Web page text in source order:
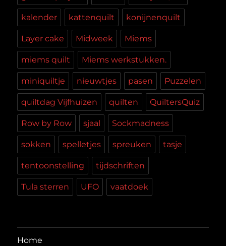
kalender kattenquilt konijnenquilt
Layer cake Midweek Miems
miems quilt Miems werkstukken.
miniquiltje nieuwtjes pasen Puzzelen
quiltdag Vijfhuizen quilten QuiltersQuiz
Row by Row sjaal Sockmadness
sokken spelletjes spreuken tasje
tentoonstelling tijdschriften
Tula sterren UFO vaatdoek
Home